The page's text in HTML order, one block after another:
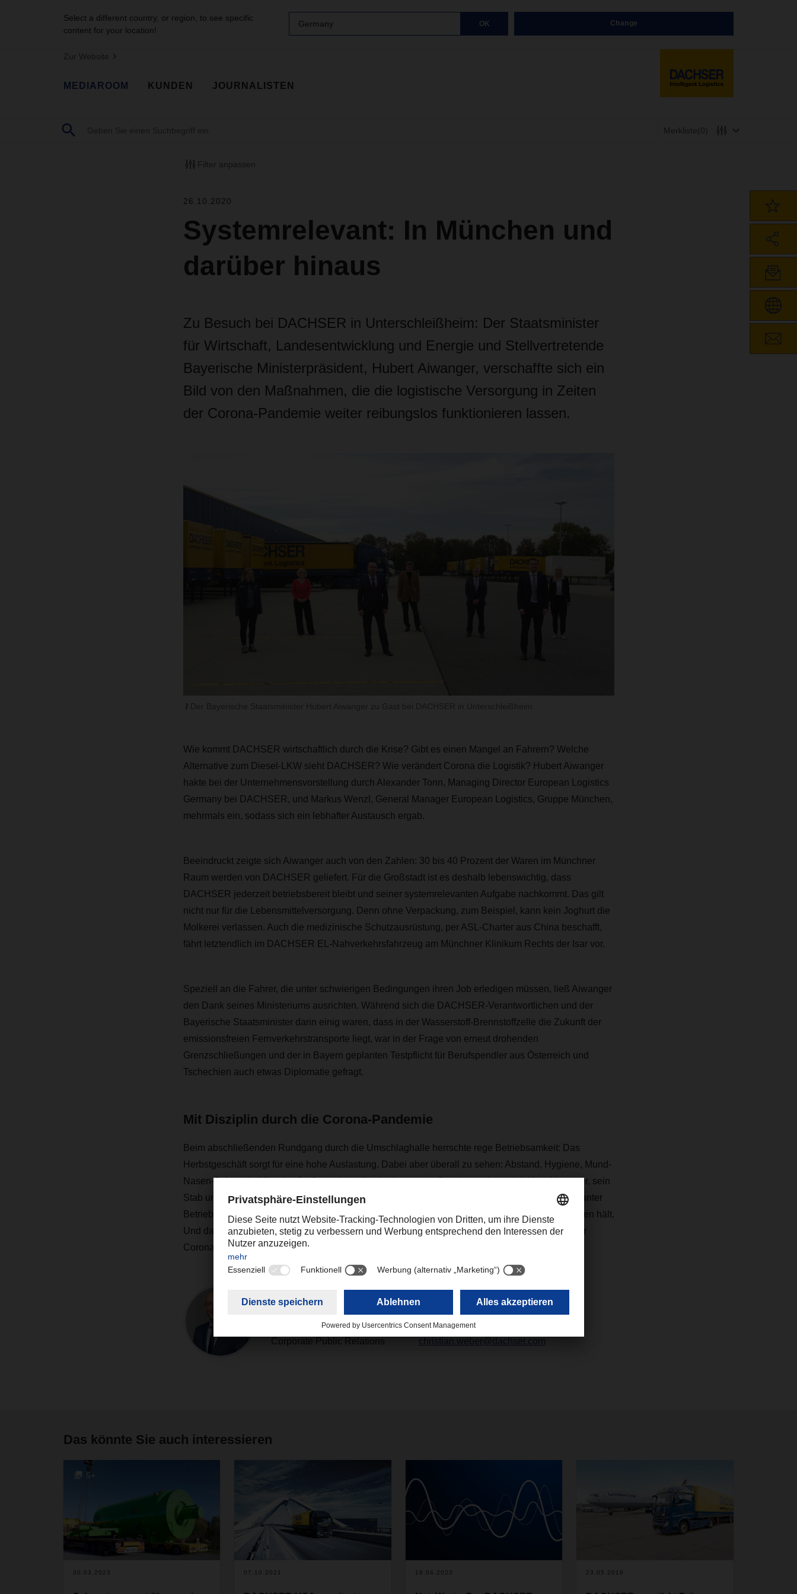
Select a different country, or region, to see specific
content for your location!
Germany OK Change
Zur Website
MEDIAROOM KUNDEN JOURNALISTEN
Merkliste(0)
Filter anpassen
26.10.2020
Systemrelevant: In München und
darüber hinaus
Zu Besuch bei DACHSER in Unterschleißheim: Der Staatsminister
für Wirtschaft, Landesentwicklung und Energie und Stellvertretende
Bayerische Ministerpräsident, Hubert Aiwanger, verschaffte sich ein
Bild von den Maßnahmen, die die logistische Versorgung in Zeiten
der Corona-Pandemie weiter reibungslos funktionieren lassen.
Wie kommt DACHSER wirtschaftlich durch die Krise? Gibt es einen Mangel an Fahrern? Welche
Alternative zum Diesel-LKW sieht DACHSER? Wie verändert Corona die Logistik? Hubert Aiwanger
hakte bei der Unternehmensvorstellung durch Alexander Tonn, Managing Director European Logistics
Germany bei DACHSER, und Markus Wenzl, General Manager European Logistics, Gruppe München,
mehrmals ein, sodass sich ein lebhafter Austausch ergab.
Beeindruckt zeigte sich Aiwanger auch von den Zahlen: 30 bis 40 Prozent der Waren im Münchner
Raum werden von DACHSER geliefert. Für die Großstadt ist es deshalb lebenswichtig, dass
DACHSER jederzeit betriebsbereit bleibt und seiner systemrelevanten Aufgabe nachkommt. Das gilt
nicht nur für die Lebensmittelversorgung. Denn ohne Verpackung, zum Beispiel, kann kein Joghurt die
Molkerei verlassen. Auch die medizinische Schutzausrüstung, per ASL-Charter aus China beschafft,
fährt letztendlich im DACHSER EL-Nahverkehrsfahrzeug am Münchner Klinikum Rechts der Isar vor.
Speziell an die Fahrer, die unter schwierigen Bedingungen ihren Job erledigen müssen, ließ Aiwanger
den Dank seines Ministeriums ausrichten. Während sich die DACHSER-Verantwortlichen und der
Bayerische Staatsminister darin einig waren, dass in der Wasserstoff-Brennstoffzelle die Zukunft der
emissionsfreien Fernverkehrstransporte liegt, war in der Frage von erneut drohenden
Grenzschließungen und der in Bayern geplanten Testpflicht für Berufspendler aus Österreich und
Tschechien auch etwas Diplomatie gefragt.
Mit Disziplin durch die Corona-Pandemie
Beim abschließenden Rundgang durch die Umschlaghalle herrschte rege Betriebsamkeit: Das
Herbstgeschäft sorgt für eine hohe Auslastung. Dabei aber überall zu sehen: Abstand, Hygiene, Mund-
Nasen-Schutz, Luftfilter im Großraumbüro. Nach einer guten Stunde machten sich Herr Aiwanger, sein
Stab und Personenschutz auf zum nächsten Termin. Sie nahmen mit, dass hier ein systemrelevanter
Betrieb die Stadt München, einen großen Teil Südostbayerns und das Salzburger Land am Laufen hält.
Und dass hier mit großer Disziplin alles dafür getan wird, dass das auch in Zukunft so bleibt. Der
Corona-Pandemie zum Trotz.
Kontakt
Christian Weber
Corporate Public Relations
+49 831 5916-1425
christian.weber@dachser.com
Das könnte Sie auch interessieren
5+
30.03.2023 07.10.2021 18.04.2023 23.05.2019